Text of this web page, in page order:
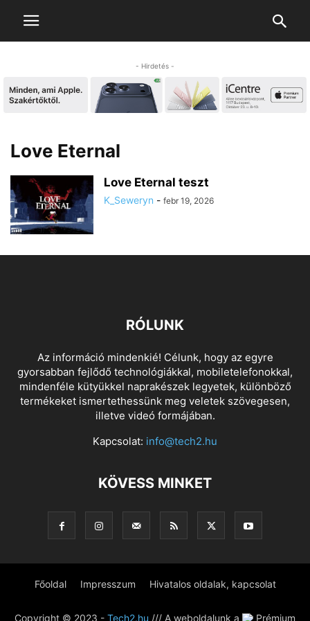
- Hirdetés -
Love Eternal
Love Eternal teszt
K_Seweryn - febr 19, 2026
RÓLUNK
Az információ mindenkié! Célunk, hogy az egyre
gyorsabban fejlődő technológiákkal, mobiletelefonokkal,
mindenféle kütyükkel naprakészek legyetek, különböző
termékeket ismertethessünk meg veletek szövegesen,
illetve videó formájában.
Kapcsolat: info@tech2.hu
KÖVESS MINKET
Főoldal Impresszum Hivatalos oldalak, kapcsolat
Copyright © 2023 - Tech2.hu /// A weboldalunk a Prémium